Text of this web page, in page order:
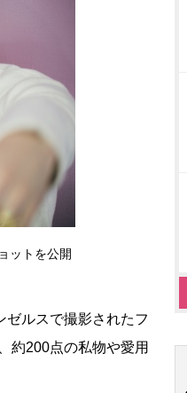
ットを公開
ルスで撮影されたフ
約200点の私物や愛用